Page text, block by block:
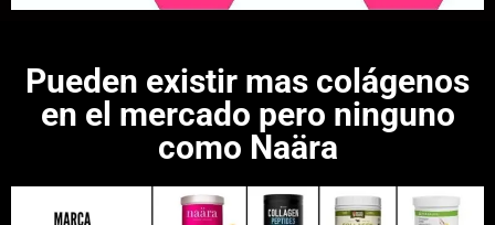
Pueden existir mas colágenos
en el mercado pero ninguno
como Naära